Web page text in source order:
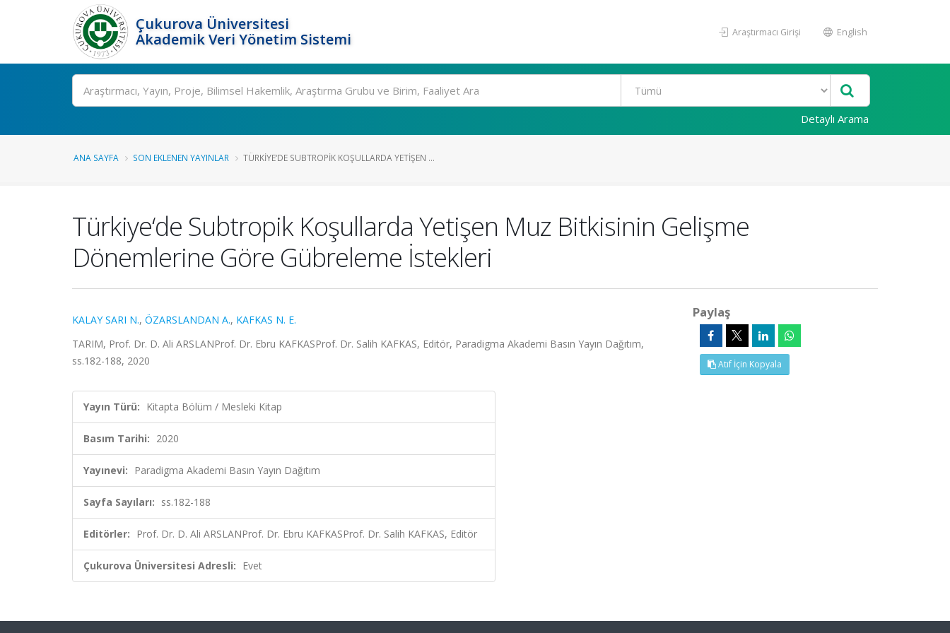
Çukurova Üniversitesi
Akademik Veri Yönetim Sistemi
Araştırmacı Girişi English
Ara
Detaylı Arama
ANA SAYFA SON EKLENEN YAYINLAR TÜRKIYE‘DE SUBTROPIK KOŞULLARDA YETIŞEN ...
Türkiye‘de Subtropik Koşullarda Yetişen Muz Bitkisinin Gelişme
Dönemlerine Göre Gübreleme İstekleri
KALAY SARI N., ÖZARSLANDAN A., KAFKAS N. E.
TARIM, Prof. Dr. D. Ali ARSLANProf. Dr. Ebru KAFKASProf. Dr. Salih KAFKAS, Editör, Paradigma Akademi Basın Yayın Dağıtım,
ss.182-188, 2020
Yayın Türü: Kitapta Bölüm / Mesleki Kitap
Basım Tarihi: 2020
Yayınevi: Paradigma Akademi Basın Yayın Dağıtım
Sayfa Sayıları: ss.182-188
Editörler: Prof. Dr. D. Ali ARSLANProf. Dr. Ebru KAFKASProf. Dr. Salih KAFKAS, Editör
Çukurova Üniversitesi Adresli: Evet
Paylaş
Atıf İçin Kopyala